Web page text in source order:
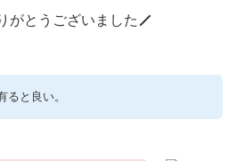
がとうございました
ると良い。